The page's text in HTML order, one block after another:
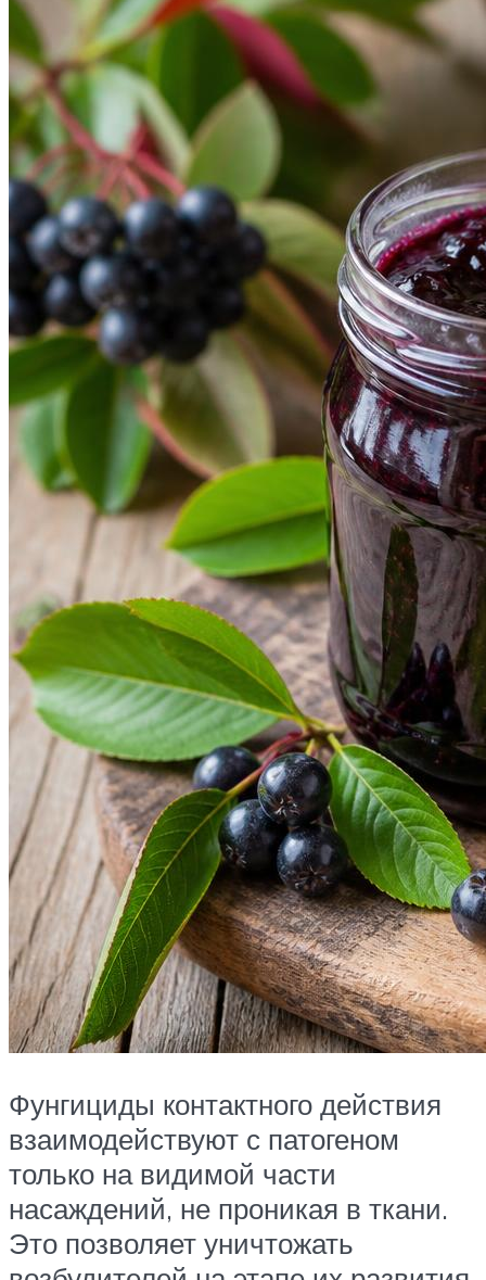
Фунгициды контактного действия
взаимодействуют с патогеном
только на видимой части
насаждений, не проникая в ткани.
Это позволяет уничтожать